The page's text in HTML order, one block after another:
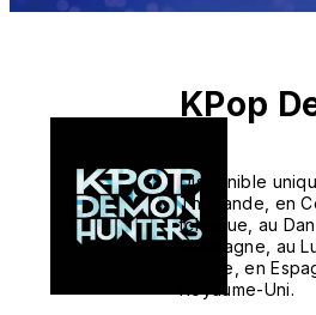
KPop
Disponible
Thaïlande, en
tchèque, au
Allemagne, au
Suède, en
Royaume-Uni.